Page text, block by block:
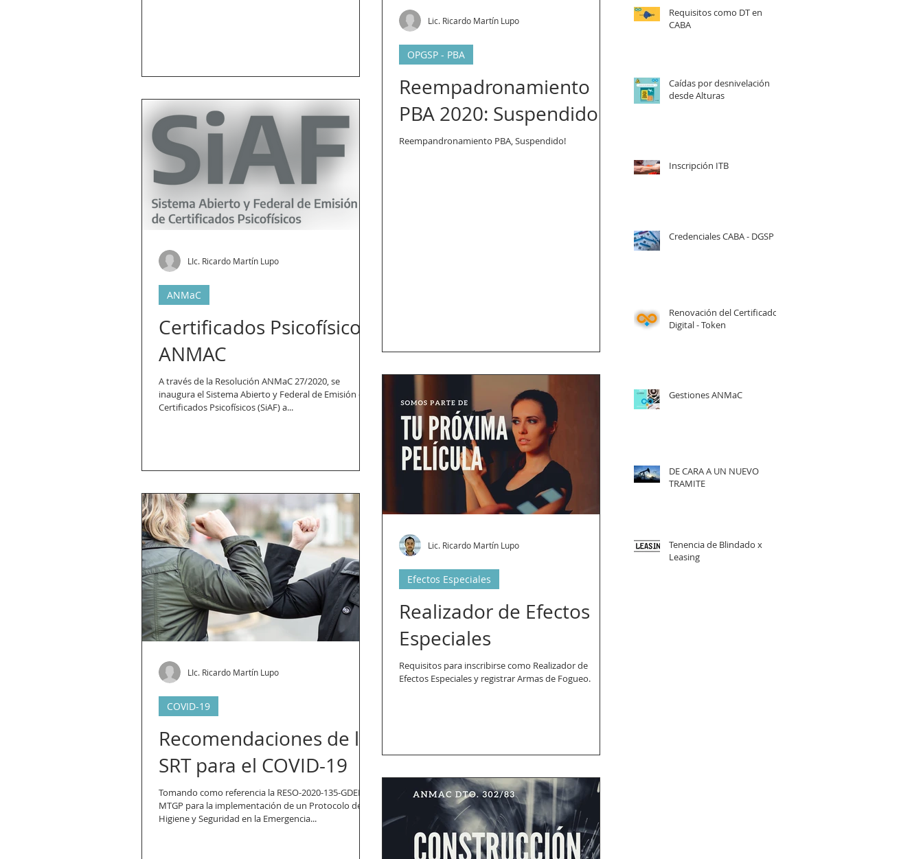
Certificados Psicofísicos
ANMAC
A través de la Resolución ANMaC 27/2020, se
inaugura el Sistema Abierto y Federal de Emisión de
Certificados Psicofísicos (SiAF) a...
ANMaC
LIc. Ricardo Martín Lupo
Reempadronamiento
PBA 2020: Suspendido!
Reempandronamiento PBA, Suspendido!
OPGSP - PBA
Lic. Ricardo Martín Lupo
Recomendaciones de la
SRT para el COVID-19
Tomando como referencia la RESO-2020-135-GDEBA-
MTGP para la implementación de un Protocolo de
Higiene y Seguridad en la Emergencia...
COVID-19
LIc. Ricardo Martín Lupo
Realizador de Efectos
Especiales
Requisitos para inscribirse como Realizador de
Efectos Especiales y registrar Armas de Fogueo.
Efectos Especiales
Lic. Ricardo Martín Lupo
Requisitos como DT en
CABA
Caídas por desnivelación
desde Alturas
Inscripción ITB
Credenciales CABA - DGSP
Renovación del Certificado
Digital - Token
Gestiones ANMaC
DE CARA A UN NUEVO
TRAMITE
Tenencia de Blindado x
Leasing